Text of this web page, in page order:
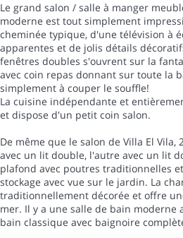
Le grand salon / salle à manger
moderne est tout simplement
cheminée typique, d'une télévision à
apparentes et de jolis détails
fenêtres doubles s'ouvrent sur la
avec coin repas donnant sur toute la
simplement à couper le souffle!
La cuisine indépendante et
et dispose d'un petit coin salon.
De même que le salon de Villa El Vila,
avec un lit double, l'autre avec un lit
plafond avec poutres traditionnelles
stockage avec vue sur le jardin. La
traditionnellement décorée et offre
mer. Il y a une salle de bain moderne
bain classique avec baignoire